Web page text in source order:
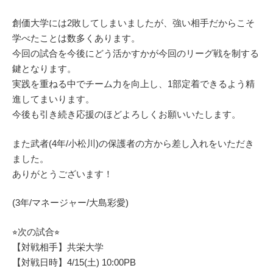
創価大学には2敗してしまいましたが、強い相手だからこそ
学べたことは数多くあります。
今回の試合を今後にどう活かすかが今回のリーグ戦を制する
鍵となります。
実践を重ねる中でチーム力を向上し、1部定着できるよう精
進してまいります。
今後も引き続き応援のほどよろしくお願いいたします。
また武者(4年/小松川)の保護者の方から差し入れをいただき
ました。
ありがとうございます！
(3年/マネージャー/大島彩愛)
⭐︎次の試合⭐︎
【対戦相手】共栄大学
【対戦日時】4/15(土) 10:00PB